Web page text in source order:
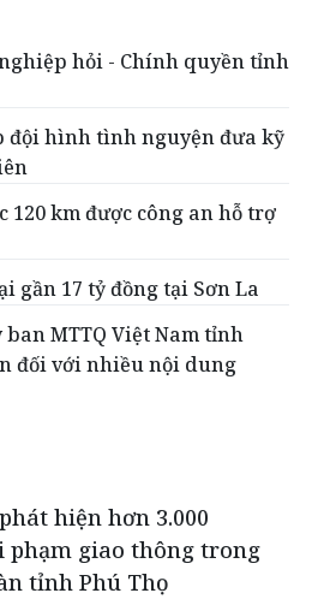
hỏi - Chính quyền tỉnh
đội hình tình nguyện đưa kỹ
120 km được công an hỗ trợ
gần 17 tỷ đồng tại Sơn La
MTTQ Việt Nam tỉnh
đối với nhiều nội dung
hiện hơn 3.000
phạm giao thông trong
tỉnh Phú Thọ